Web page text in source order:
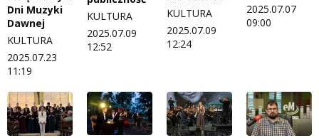
Dni Muzyki
Dawnej
KULTURA
2025.07.23
11:19
KULTURA
2025.07.09
12:52
KULTURA
2025.07.09
12:24
2025.07.07
09:00